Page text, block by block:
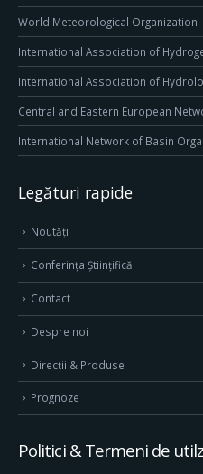
World Meteorological Organization
International Association of
International Association of
Central and Eastern European
International Network of Basin
Legături rapide
Noutăți
Conferința Științifică
Contact
Despre noi
Direcţii & Produse
Prognoze
Politici & Termeni de